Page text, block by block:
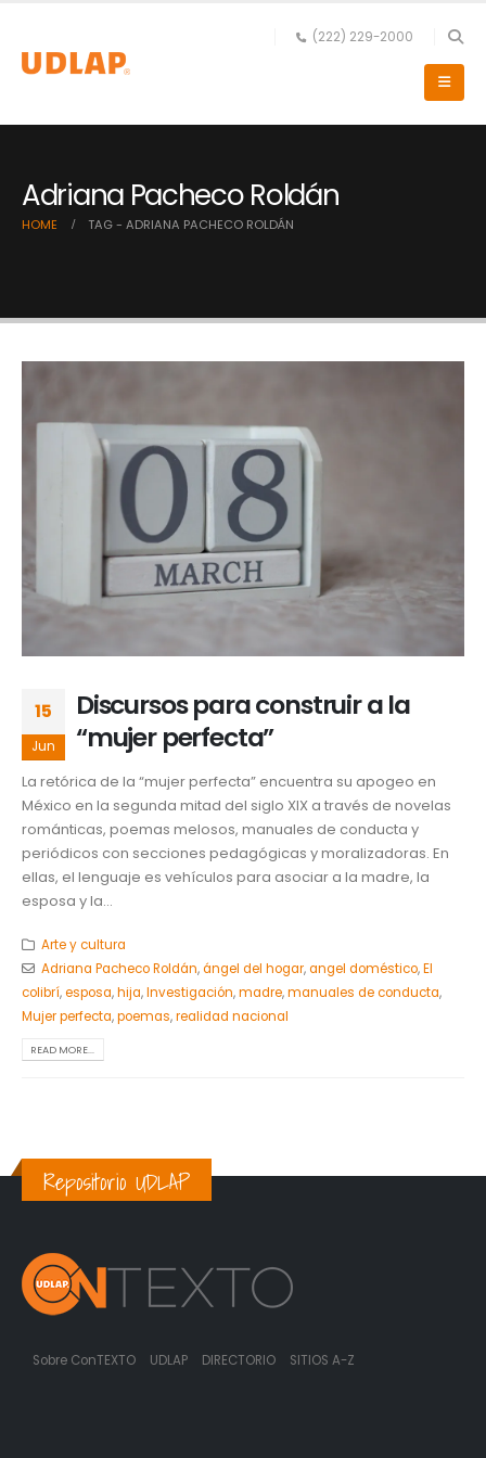
(222) 229-2000
Adriana Pacheco Roldán
HOME TAG - ADRIANA PACHECO ROLDÁN
15
Jun
Discursos para construir a la
“mujer perfecta”
La retórica de la “mujer perfecta” encuentra su apogeo en
México en la segunda mitad del siglo XIX a través de novelas
románticas, poemas melosos, manuales de conducta y
periódicos con secciones pedagógicas y moralizadoras. En
ellas, el lenguaje es vehículos para asociar a la madre, la
esposa y la...
Arte y cultura
Adriana Pacheco Roldán,ángel del hogar,angel doméstico,El
colibrí,esposa,hija,Investigación,madre,manuales de conducta,
Mujer perfecta,poemas,realidad nacional
READ MORE...
Repositorio UDLAP
Sobre ConTEXTO UDLAP DIRECTORIO SITIOS A-Z